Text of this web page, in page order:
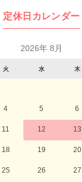
定休日カレンダー
2026年 8月
火 水 木
4 5 6
11 12 13
18 19 20
25 26 27